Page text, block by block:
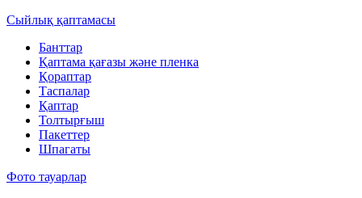
Сыйлық қаптамасы
Банттар
Қаптама қағазы және пленка
Қораптар
Таспалар
Қаптар
Толтырғыш
Пакеттер
Шпагаты
Фото тауарлар